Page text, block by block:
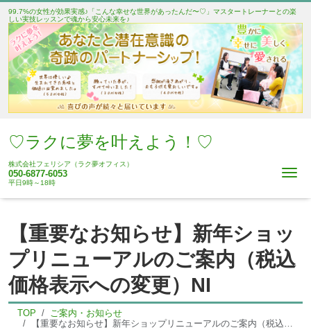
99.7%の女性が効果実感♪「こんな幸せな世界があったんだ〜♡」マスタートレーナーとの楽
しい実技レッスンで魂から安心未来を♪
♡ラクに夢を叶えよう！♡
株式会社フェリシア（ラク夢オフィス）
050-6877-6053
平日9時～18時
【重要なお知らせ】新年ショッ
プリニューアルのご案内（税込
価格表示への変更）NI
TOP
ご案内・お知らせ
【重要なお知らせ】新年ショップリニューアルのご案内（税込価格表示への変更）NI